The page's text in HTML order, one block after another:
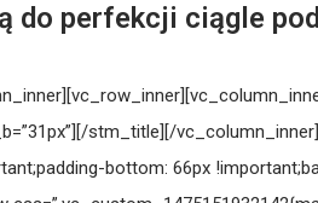
do perfekcji ciągle
stm_title][/
bottom: 66px